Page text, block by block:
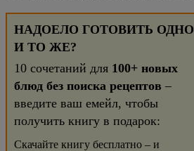
НАДОЕЛО ГОТОВИТЬ ОДНО
И ТО ЖЕ?
10 сочетаний для 100+ новых
блюд без поиска рецептов –
введите ваш емейл, чтобы
получить книгу в подарок:
Скачайте книгу бесплатно – и